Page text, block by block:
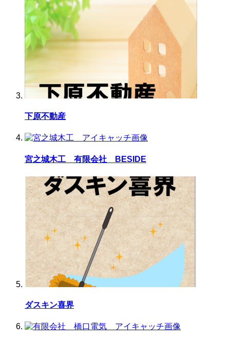
下原不動産
宮之城木工 有限会社 BESIDE
ダスキン喜界